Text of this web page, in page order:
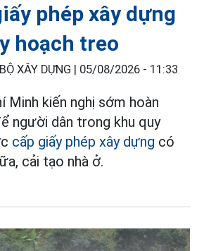
phép xây dựng
hoạch treo
XÂY DỰNG | 05/08/2026 - 11:33
Minh kiến nghị sớm hoàn
người dân trong khu quy
cấp giấy phép xây dựng có
cải tạo nhà ở.